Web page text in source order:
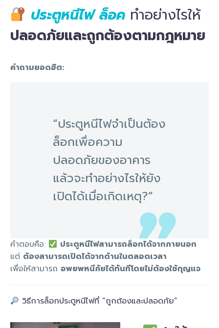
ประตูหนีไฟ ล็อคทำอย่างไรให้
ปลอดภัยและถูกต้องตามกฎหมาย
คำถามยอดฮิต:
“ประตูหนีไฟจำเป็นต้อง
ล็อกเพื่อความ
ปลอดภัยของอาคาร
แล้วจะทำอย่างไรให้ยัง
เปิดได้เมื่อเกิดเหตุ?”
คำตอบคือ:
ประตูหนีไฟสามารถล็อกได้จากภายนอก
แต่ ต้องสามารถเปิดได้จากด้านในตลอดเวลา
เพื่อให้สามารถ อพยพหนีภัยได้ทันทีโดยไม่ต้องใช้กุญแจ
วิธีการล็อกประตูหนีไฟที่ “ถูกต้องและปลอดภัย”